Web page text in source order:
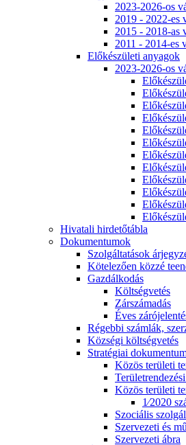
2023-2026-os
2019 - 2022-es
2015 - 2018-as
2011 - 2014-es
Előkészületi anyagok
2023-2026-os
Hivatali hirdetőtábla
Dokumentumok
Szolgáltatások
Kötelezően közzé
Gazdálkodás
Költségvetés
Zárszámadás
Éves
Régebbi számlák,
Községi költségvetés
Stratégiai
Közös területi
Közös területi
1⁄2020
Szociális
Szervezeti és
Szervezeti ábra